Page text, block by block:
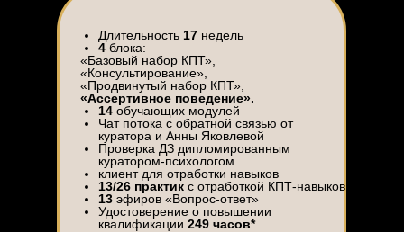
Длительность 17 недель
4 блока:
«Базовый набор КПТ»,
«Консультирование»,
«Продвинутый набор КПТ»,
«Ассертивное поведение».
14 обучающих модулей
Чат потока с обратной связью от
куратора и Анны Яковлевой
Проверка ДЗ дипломированным
куратором-психологом
клиент для отработки навыков
13/26 практик с отработкой КПТ-навыков
13 эфиров «Вопрос-ответ»
Удостоверение о повышении
квалификации 249 часов*